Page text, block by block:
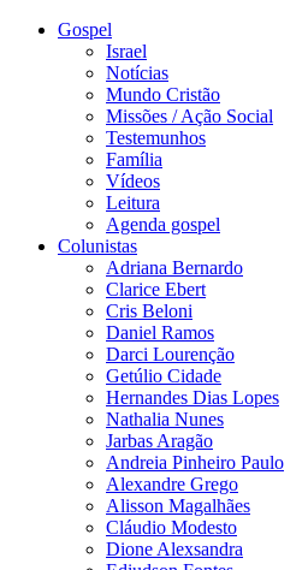
Gospel
Israel
Notícias
Mundo Cristão
Missões / Ação Social
Testemunhos
Família
Vídeos
Leitura
Agenda gospel
Colunistas
Adriana Bernardo
Clarice Ebert
Cris Beloni
Daniel Ramos
Darci Lourenção
Getúlio Cidade
Hernandes Dias Lopes
Nathalia Nunes
Jarbas Aragão
Andreia Pinheiro Paulo
Alexandre Grego
Alisson Magalhães
Cláudio Modesto
Dione Alexsandra